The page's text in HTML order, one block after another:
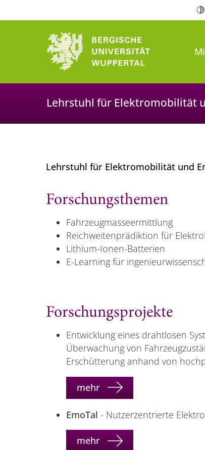
Lehrstuhl für Elektromobilität
Lehrstuhl für Elektromobilität und
Forschungsthemen
Fahrzeugmasseermittlung
Reichweitenprädiktion für
Lithium-Ionen-Batterien
E-Learning für
Forschungsprojekte
Entwicklung eines drahtlosen
Überwachung von
Erschütterung anhand von
mehr
EmoTal - Nutzerzentrierte
mehr